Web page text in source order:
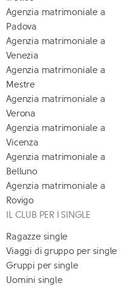
Agenzia matrimoniale a
Padova
Agenzia matrimoniale a
Venezia
Agenzia matrimoniale a
Mestre
Agenzia matrimoniale a
Verona
Agenzia matrimoniale a
Vicenza
Agenzia matrimoniale a
Belluno
Agenzia matrimoniale a
Rovigo
IL CLUB PER I SINGLE
Ragazze single
Viaggi di gruppo per single
Gruppi per single
Uomini single